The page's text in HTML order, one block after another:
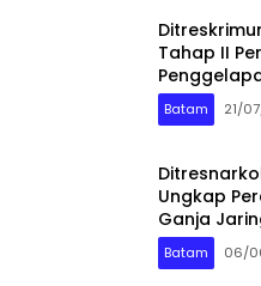
Tahap II
Batam 21/
Ungkap
Ganja
Batam 06/